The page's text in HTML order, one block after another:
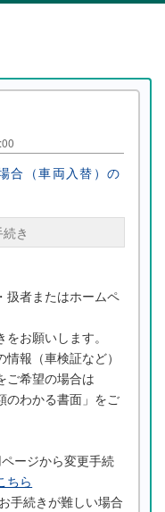
合（車両入替）の
き
扱者またはホームペ
お願いします。
報（車検証など）
ご希望の場合は
のわかる書面」をご
ージから変更手続
ちら
手続きが難しい場合